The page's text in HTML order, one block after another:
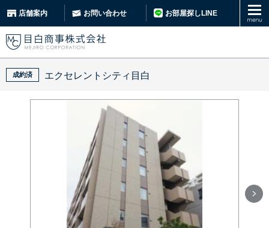
店舗案内 お問い合わせ お部屋探しLINE
成約済 エクセレントシティ目白